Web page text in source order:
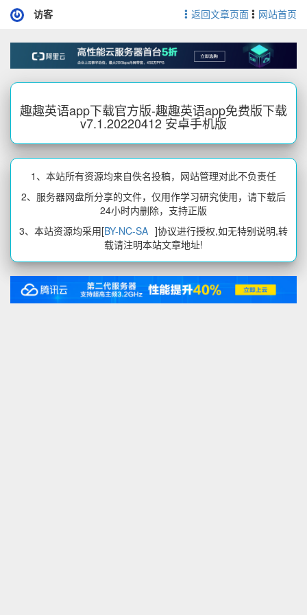
访客 返回文章页面 网站首页
趣趣英语app下载官方版-趣趣英语app免费版下载
v7.1.20220412 安卓手机版
1、本站所有资源均来自佚名投稿，网站管理对此不负责任
2、服务器网盘所分享的文件，仅用作学习研究使用，请下载后
24小时内删除，支持正版
3、本站资源均采用[BY-NC-SA ]协议进行授权,如无特别说明,转
载请注明本站文章地址!